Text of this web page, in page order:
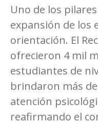
Uno de los
expansión de los
orientación. El
ofrecieron 4 mil
estudiantes de
brindaron más
atención
reafirmando el